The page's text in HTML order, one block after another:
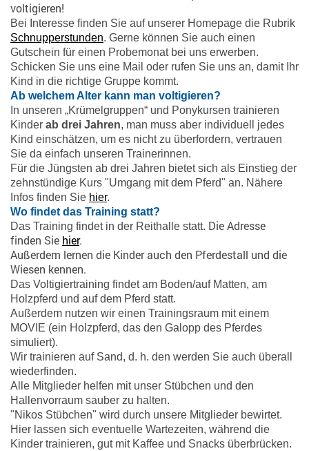
voltigieren!
Bei Interesse finden Sie auf unserer Homepage die Rubrik
Schnupperstunden. Gerne können Sie auch einen
Gutschein für einen Probemonat bei uns erwerben.
Schicken Sie uns eine Mail oder rufen Sie uns an, damit Ihr
Kind in die richtige Gruppe kommt.
Ab welchem Alter kann man voltigieren?
In unseren „Krümelgruppen“ und Ponykursen trainieren
Kinder ab drei Jahren, man muss aber individuell jedes
Kind einschätzen, um es nicht zu überfordern, vertrauen
Sie da einfach unseren Trainerinnen.
Für die Jüngsten ab drei Jahren bietet sich als Einstieg der
zehnstündige Kurs "Umgang mit dem Pferd" an. Nähere
Infos finden Sie hier.
Wo findet das Training statt?
Das Training findet in der Reithalle statt. Die Adresse
finden Sie hier.
Außerdem lernen die Kinder auch den Pferdestall und die
Wiesen kennen.
Das Voltigiertraining findet am Boden/auf Matten, am
Holzpferd und auf dem Pferd statt.
Außerdem nutzen wir einen Trainingsraum mit einem
MOVIE (ein Holzpferd, das den Galopp des Pferdes
simuliert).
Wir trainieren auf Sand, d. h. den werden Sie auch überall
wiederfinden.
Alle Mitglieder helfen mit unser Stübchen und den
Hallenvorraum sauber zu halten.
"Nikos Stübchen" wird durch unsere Mitglieder bewirtet.
Hier lassen sich eventuelle Wartezeiten, während die
Kinder trainieren, gut mit Kaffee und Snacks überbrücken.